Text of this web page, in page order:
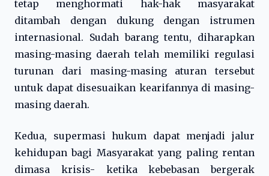
tetap menghormati hak-hak masyarakat
ditambah dengan dukung dengan istrumen
internasional. Sudah barang tentu, diharapkan
masing-masing daerah telah memiliki regulasi
turunan dari masing-masing aturan tersebut
untuk dapat disesuaikan kearifannya di masing-
masing daerah.
Kedua, supermasi hukum dapat menjadi jalur
kehidupan bagi Masyarakat yang paling rentan
dimasa krisis- ketika kebebasan bergerak